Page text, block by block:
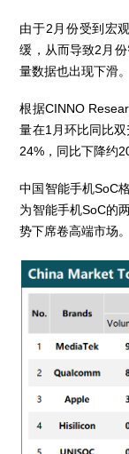
由于2月份受到宏
缓，从而导致2月
量数据也出现下滑。
根据CINNO
量在1月环比同比
24%，同比下降约
中国智能手机SoC
为智能手机SoC的
势下席卷高端市场。